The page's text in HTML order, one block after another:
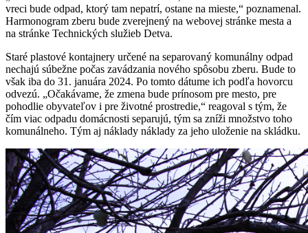
vreci bude odpad, ktorý tam nepatrí, ostane na mieste,“ poznamenal.
Harmonogram zberu bude zverejnený na webovej stránke mesta a
na stránke Technických služieb Detva.
Staré plastové kontajnery určené na separovaný komunálny odpad
nechajú súbežne počas zavádzania nového spôsobu zberu. Bude to
však iba do 31. januára 2024. Po tomto dátume ich podľa hovorcu
odvezú. „Očakávame, že zmena bude prínosom pre mesto, pre
pohodlie obyvateľov i pre životné prostredie,“ reagoval s tým, že
čím viac odpadu domácnosti separujú, tým sa zníži množstvo toho
komunálneho. Tým aj náklady náklady za jeho uloženie na skládku.